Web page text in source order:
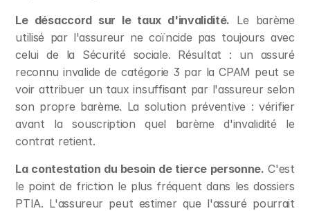
Le désaccord sur le taux d'invalidité. Le barème
utilisé par l'assureur ne coïncide pas toujours avec
celui de la Sécurité sociale. Résultat : un assuré
reconnu invalide de catégorie 3 par la CPAM peut se
voir attribuer un taux insuffisant par l'assureur selon
son propre barème. La solution préventive : vérifier
avant la souscription quel barème d'invalidité le
contrat retient.
La contestation du besoin de tierce personne. C'est
le point de friction le plus fréquent dans les dossiers
PTIA. L'assureur peut estimer que l'assuré pourrait